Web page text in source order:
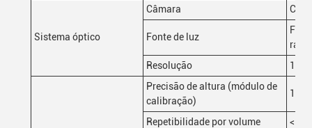
Sistema óptico
Câmara
Fonte de luz
Resolução
Precisão de altura (módulo de
calibração)
1
Repetibilidade por volume
<